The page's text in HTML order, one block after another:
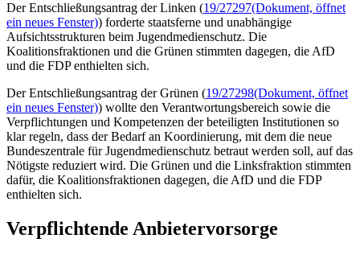
Der Entschließungsantrag der Linken (19/27297(Dokument, öffnet
ein neues Fenster)) forderte staatsferne und unabhängige
Aufsichtsstrukturen beim Jugendmedienschutz. Die
Koalitionsfraktionen und die Grünen stimmten dagegen, die AfD
und die FDP enthielten sich.
Der Entschließungsantrag der Grünen (19/27298(Dokument, öffnet
ein neues Fenster)) wollte den Verantwortungsbereich sowie die
Verpflichtungen und Kompetenzen der beteiligten Institutionen so
klar regeln, dass der Bedarf an Koordinierung, mit dem die neue
Bundeszentrale für Jugendmedienschutz betraut werden soll, auf das
Nötigste reduziert wird. Die Grünen und die Linksfraktion stimmten
dafür, die Koalitionsfraktionen dagegen, die AfD und die FDP
enthielten sich.
Verpflichtende Anbietervorsorge